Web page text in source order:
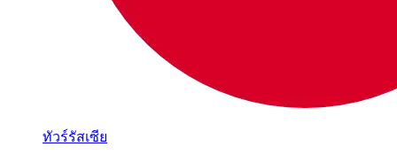
ทัวร์รัสเซีย